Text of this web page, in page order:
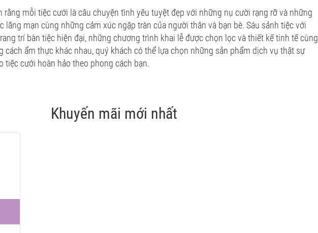
rằng mỗi tiệc cưới là câu chuyện tình yêu tuyệt đẹp với những nụ cười rạng rỡ và những
lãng mạn cùng những cảm xúc ngập tràn của người thân và bạn bè. Sáu sảnh tiệc với
trí bàn tiệc hiện đại, những chương trình khai lễ được chọn lọc và thiết kế tinh tế cùng
cách ẩm thực khác nhau, quý khách có thể lựa chọn những sản phẩm dịch vụ thật sự
tiệc cưới hoàn hảo theo phong cách bạn.
Khuyến mãi mới nhất